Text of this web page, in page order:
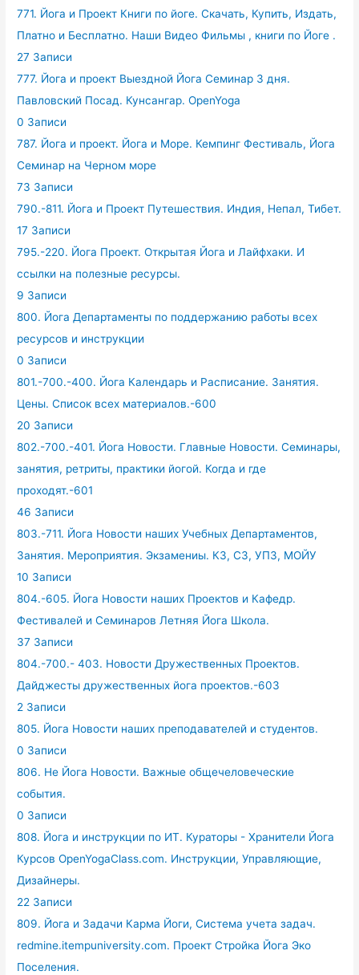
771. Йога и Проект Книги по йоге. Скачать, Купить, Издать,
Платно и Бесплатно. Наши Видео Фильмы , книги по Йоге .
27 Записи
777. Йога и проект Выездной Йога Семинар 3 дня.
Павловский Посад. Кунсангар. OpenYoga
0 Записи
787. Йога и проект. Йога и Море. Кемпинг Фестиваль, Йога
Семинар на Черном море
73 Записи
790.-811. Йога и Проект Путешествия. Индия, Непал, Тибет.
17 Записи
795.-220. Йога Проект. Открытая Йога и Лайфхаки. И
ссылки на полезные ресурсы.
9 Записи
800. Йога Департаменты по поддержанию работы всех
ресурсов и инструкции
0 Записи
801.-700.-400. Йога Календарь и Расписание. Занятия.
Цены. Список всех материалов.-600
20 Записи
802.-700.-401. Йога Новости. Главные Новости. Семинары,
занятия, ретриты, практики йогой. Когда и где
проходят.-601
46 Записи
803.-711. Йога Новости наших Учебных Департаментов,
Занятия. Мероприятия. Экзамениы. КЗ, СЗ, УПЗ, МОЙУ
10 Записи
804.-605. Йога Новости наших Проектов и Кафедр.
Фестивалей и Семинаров Летняя Йога Школа.
37 Записи
804.-700.- 403. Новости Дружественных Проектов.
Дайджесты дружественных йога проектов.-603
2 Записи
805. Йога Новости наших преподавателей и студентов.
0 Записи
806. Не Йога Новости. Важные общечеловеческие
события.
0 Записи
808. Йога и инструкции по ИТ. Кураторы - Хранители Йога
Курсов OpenYogaClass.com. Инструкции, Управляющие,
Дизайнеры.
22 Записи
809. Йога и Задачи Карма Йоги, Система учета задач.
redmine.itempuniversity.com. Проект Стройка Йога Эко
Поселения.